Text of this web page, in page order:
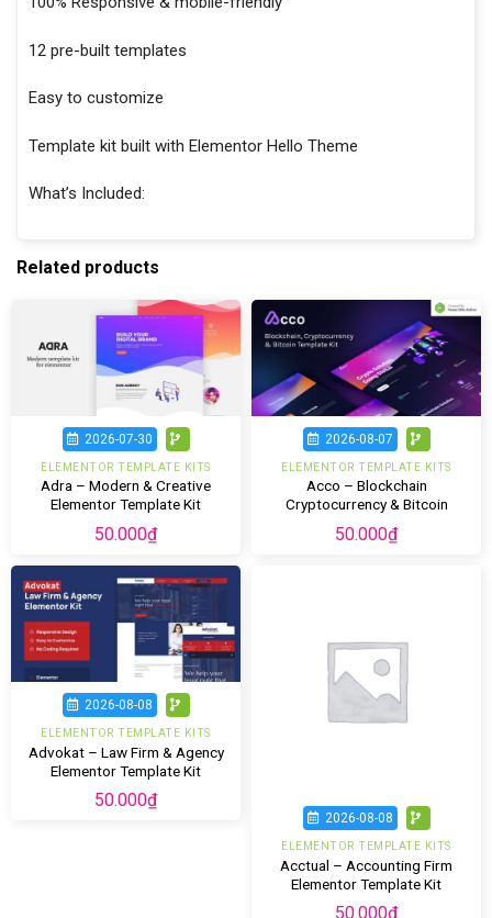
12 pre-built templates
Easy to customize
Template kit built with Elementor Hello Theme
What’s Included:
Related products
2026-07-30
ELEMENTOR TEMPLATE KITS
Adra – Modern & Creative
Elementor Template Kit
50.000₫
2026-08-07
ELEMENTOR TEMPLATE KITS
Acco – Blockchain
Cryptocurrency & Bitcoin
Elementor Template Kit
50.000₫
2026-08-08
ELEMENTOR TEMPLATE KITS
Advokat – Law Firm & Agency
Elementor Template Kit
50.000₫
2026-08-08
ELEMENTOR TEMPLATE KITS
Acctual – Accounting Firm
Elementor Template Kit
50.000₫